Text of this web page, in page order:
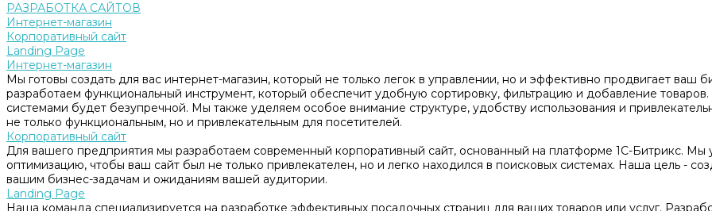
РАЗРАБОТКА САЙТОВ
Интернет-магазин
Корпоративный сайт
Landing Page
Интернет-магазин
Мы готовы создать для вас интернет-магазин, который не только легок в управлении, но и эффективно продвигает ваш
разработаем функциональный инструмент, который обеспечит удобную сортировку, фильтрацию и добавление
системами будет безупречной. Мы также уделяем особое внимание структуре, удобству использования и
не только функциональным, но и привлекательным для посетителей.
Корпоративный сайт
Для вашего предприятия мы разработаем современный корпоративный сайт, основанный на платформе 1С-Битрикс. Мы
оптимизацию, чтобы ваш сайт был не только привлекателен, но и легко находился в поисковых системах. Наша цель -
вашим бизнес-задачам и ожиданиям вашей аудитории.
Landing Page
Наша команда специализируется на разработке эффективных посадочных страниц для ваших товаров или услуг.